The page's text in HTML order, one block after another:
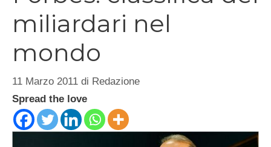
miliardari nel
mondo
11 Marzo 2011 di Redazione
Spread the love